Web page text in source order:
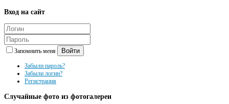
Вход на сайт
Запомнить меня Войти
Забыли пароль?
Забыли логин?
Регистрация
Случайные фото из фотогалереи